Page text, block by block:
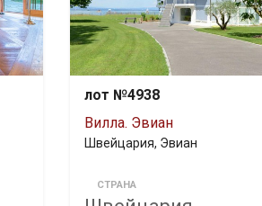
лот №4938
Вилла. Эвиан
Швейцария, Эвиан
СТРАНА